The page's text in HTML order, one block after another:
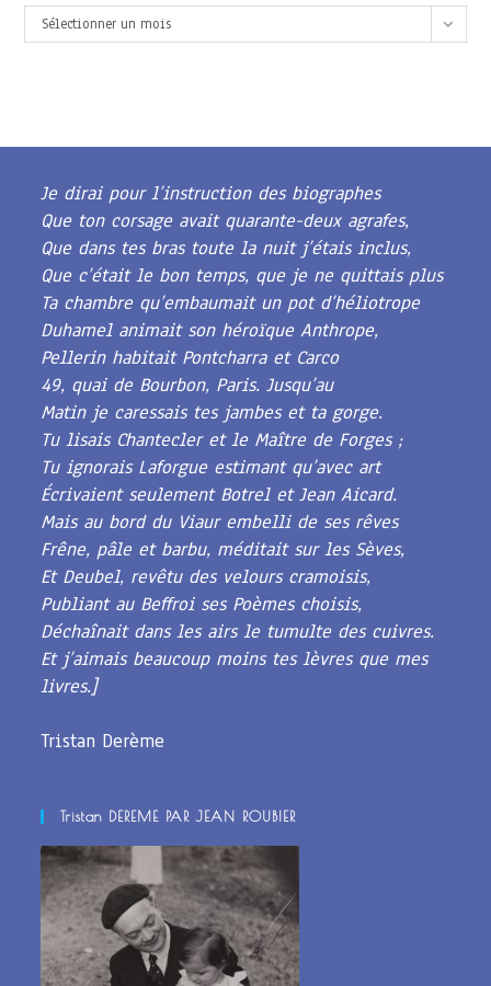
Archives
Sélectionner un mois
Je dirai pour l’instruction des biographes
Que ton corsage avait quarante-deux agrafes,
Que dans tes bras toute la nuit j’étais inclus,
Que c’était le bon temps, que je ne quittais plus
Ta chambre qu’embaumait un pot d’héliotrope
Duhamel animait son héroïque Anthrope,
Pellerin habitait Pontcharra et Carco
49, quai de Bourbon, Paris. Jusqu’au
Matin je caressais tes jambes et ta gorge.
Tu lisais Chantecler et le Maître de Forges ;
Tu ignorais Laforgue estimant qu’avec art
Écrivaient seulement Botrel et Jean Aicard.
Mais au bord du Viaur embelli de ses rêves
Frêne, pâle et barbu, méditait sur les Sèves,
Et Deubel, revêtu des velours cramoisis,
Publiant au Beffroi ses Poèmes choisis,
Déchaînait dans les airs le tumulte des cuivres.
Et j’aimais beaucoup moins tes lèvres que mes
livres.]
Tristan Derème
Tristan DEREME PAR JEAN ROUBIER